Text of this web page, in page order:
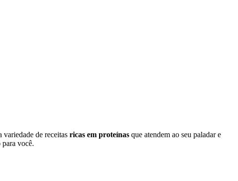
variedade de receitas ricas em proteínas que atendem ao seu paladar e
para você.